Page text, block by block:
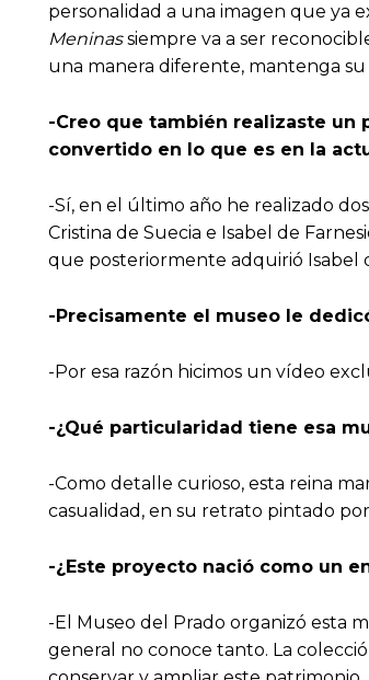
personalidad a una imagen que ya
Meninassiempre va a ser
una manera diferente, mantenga
-Creo que también realizaste un
convertido en lo que es en la
-Sí, en el último año he realizado
Cristina de Suecia e Isabel de
que posteriormente adquirió Isabel
-Precisamente el museo le
-Por esa razón hicimos un vídeo
-¿Qué particularidad tiene esa
-Como detalle curioso, esta reina
casualidad, en su retrato pintado
-¿Este proyecto nació como un
-El Museo del Prado organizó esta
general no conoce tanto. La